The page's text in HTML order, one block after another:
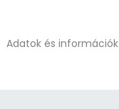
Adatok és információk